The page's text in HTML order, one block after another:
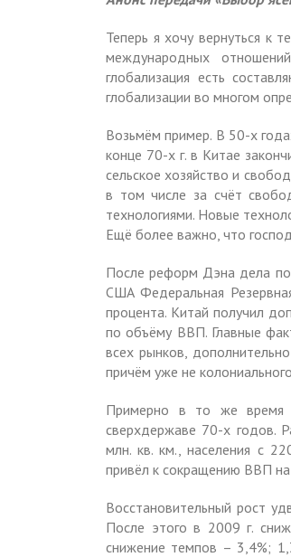
Теперь я хочу вернуться к
международных
глобализация есть
глобализации во многом
Возьмём пример. В 50-х
конце 70-х г. в Китае
сельское хозяйство и
в том числе за счёт
технологиями. Новые
Ещё более важно, что
После реформ Дэна дела
США Федеральная
процента. Китай получил
по объёму ВВП. Главные
всех рынков,
причём уже не
Примерно в то же время
сверхдержаве 70-х годов.
млн. кв. км., населения с
привёл к сокращению ВВП
Восстановительный рост
После этого в 2009 г.
снижение темпов – 3,4%;